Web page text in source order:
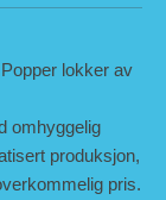
lokker av
omhyggelig
produksjon,
pris.